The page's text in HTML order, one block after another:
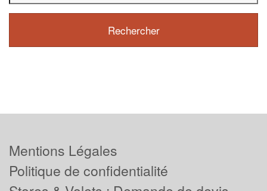
Mentions Légales
Politique de confidentialité